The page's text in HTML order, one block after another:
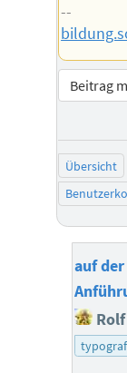
--
Beitrag
Übersicht
auf
Rolf